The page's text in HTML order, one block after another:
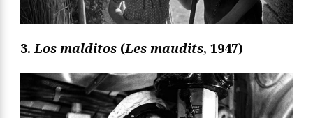
3.Los malditos (Les maudits, 1947)